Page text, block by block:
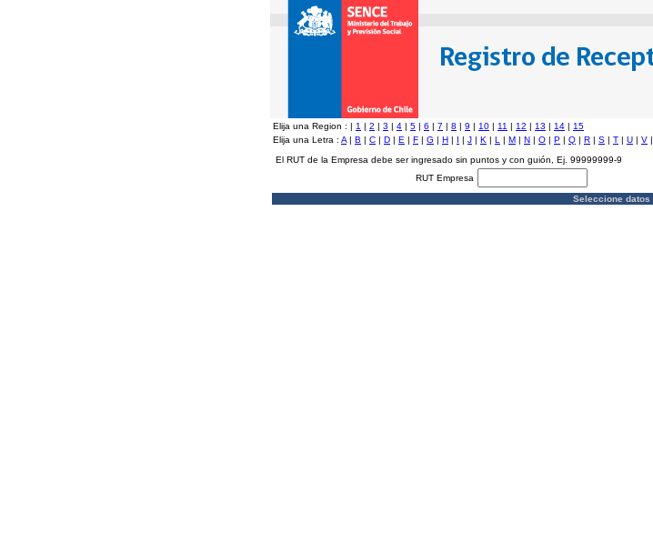
Elija una Region : | 1 | 2 | 3 | 4 | 5 | 6 | 7 | 8 | 9 | 10 | 11 | 12 | 13 | 14 | 15
Elija una Letra : A | B | C | D | E | F | G | H | I | J | K | L | M | N | O | P | Q | R | S | T | U | V |
El RUT de la Empresa debe ser ingresado sin puntos y con guión, Ej. 99999999-9
RUT Empresa
Seleccione datos